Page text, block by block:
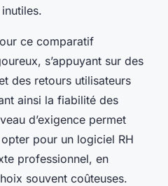
ce comparatif
s’appuyant sur des
des retours utilisateurs
ainsi la fiabilité des
d’exigence permet
pour un logiciel RH
professionnel, en
souvent coûteuses.